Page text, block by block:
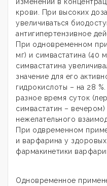
крови. При высоких
увеличиваться
антигипертензивное
При одновременном
мг) и симвастатина (40
симвастатина
значение для его
гидрокислоты – на 28
разное время суток
симвастатин –
нежелательного
При одвременном
и варфарина у
фармакинетики
Одновременное